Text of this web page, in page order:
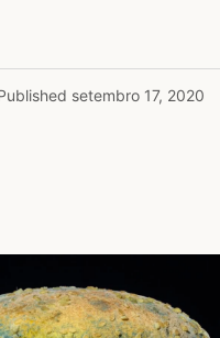
setembro 17, 2020
quero trazer este